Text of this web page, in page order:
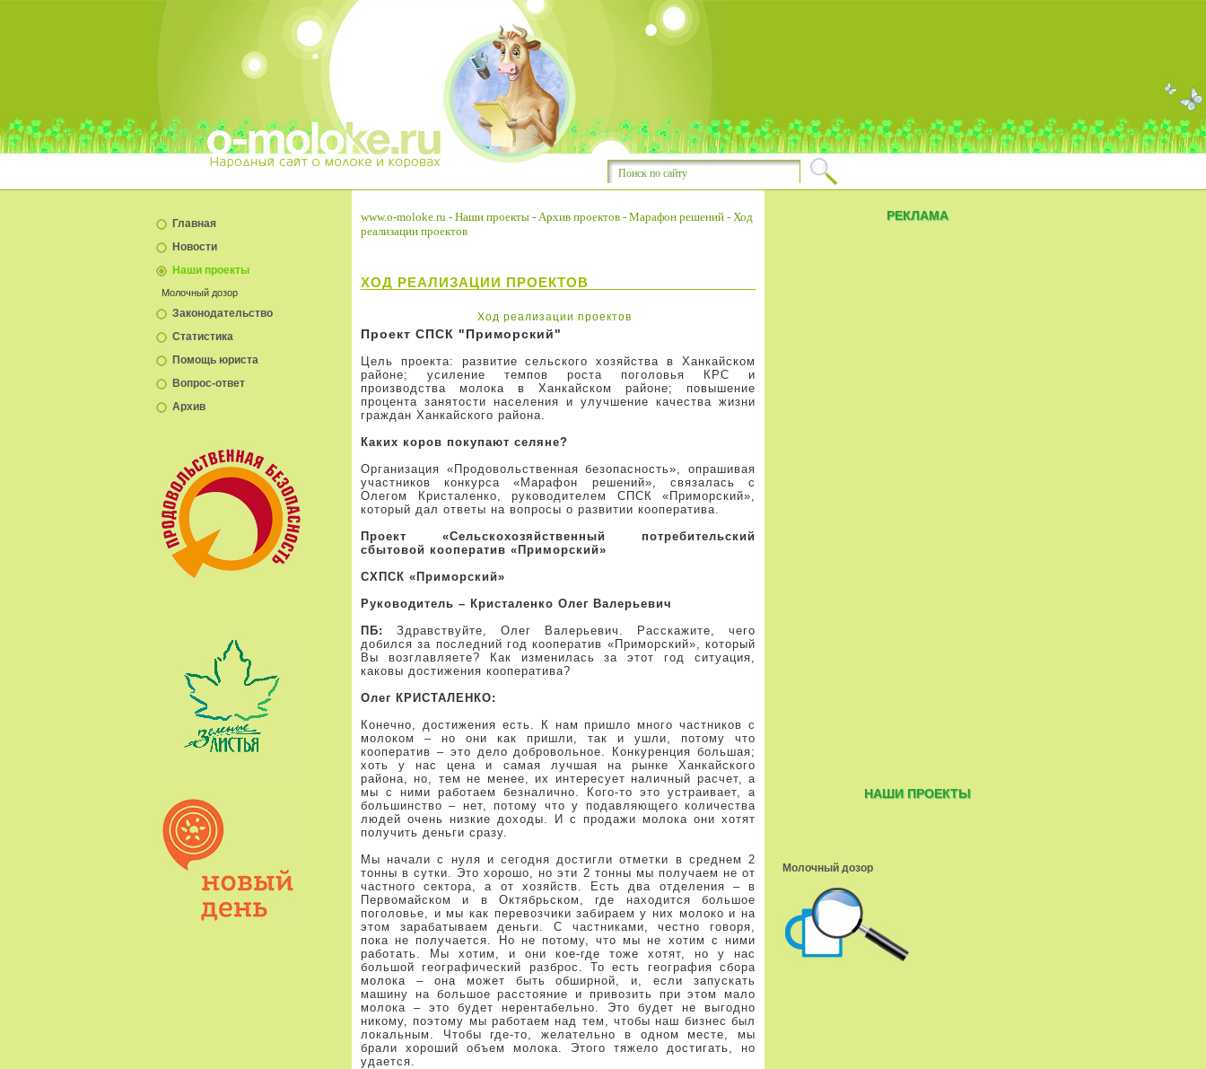
Главная
Новости
Наши проекты
Молочный дозор
Законодательство
Статистика
Помощь юриста
Вопрос-ответ
Архив
www.o-moloke.ru - Наши проекты - Архив проектов - Марафон решений - Ход
реализации проектов
ХОД РЕАЛИЗАЦИИ ПРОЕКТОВ
Ход реализации проектов
Проект СПСК "Приморский"
Цель проекта: развитие сельского хозяйства в Ханкайском
районе; усиление темпов роста поголовья КРС и
производства молока в Ханкайском районе; повышение
процента занятости населения и улучшение качества жизни
граждан Ханкайского района.
Каких коров покупают селяне?
Организация «Продовольственная безопасность», опрашивая
участников конкурса «Марафон решений», связалась с
Олегом Кристаленко, руководителем СПСК «Приморский»,
который дал ответы на вопросы о развитии кооператива.
Проект «Сельскохозяйственный потребительский
сбытовой кооператив «Приморский»
СХПСК «Приморский»
Руководитель – Кристаленко Олег Валерьевич
ПБ:
Здравствуйте, Олег Валерьевич. Расскажите, чего
добился за последний год кооператив «Приморский», который
Вы возглавляете? Как изменилась за этот год ситуация,
каковы достижения кооператива?
Олег КРИСТАЛЕНКО:
Конечно, достижения есть. К нам пришло много частников с
молоком – но они как пришли, так и ушли, потому что
кооператив – это дело добровольное. Конкуренция большая;
хоть у нас цена и самая лучшая на рынке Ханкайского
района, но, тем не менее, их интересует наличный расчет, а
мы с ними работаем безналично. Кого-то это устраивает, а
большинство – нет, потому что у подавляющего количества
людей очень низкие доходы. И с продажи молока они хотят
получить деньги сразу.
Мы начали с нуля и сегодня достигли отметки в среднем 2
тонны в сутки. Это хорошо, но эти 2 тонны мы получаем не от
частного сектора, а от хозяйств. Есть два отделения – в
Первомайском и в Октябрьском, где находится большое
поголовье, и мы как перевозчики забираем у них молоко и на
этом зарабатываем деньги. С частниками, честно говоря,
пока не получается. Но не потому, что мы не хотим с ними
работать. Мы хотим, и они кое-где тоже хотят, но у нас
большой географический разброс. То есть география сбора
молока – она может быть обширной, и, если запускать
машину на большое расстояние и привозить при этом мало
молока – это будет нерентабельно. Это будет не выгодно
никому, поэтому мы работаем над тем, чтобы наш бизнес был
локальным. Чтобы где-то, желательно в одном месте, мы
брали хороший объем молока. Этого тяжело достигать, но
удается.
РЕКЛАМА
НАШИ ПРОЕКТЫ
Молочный дозор